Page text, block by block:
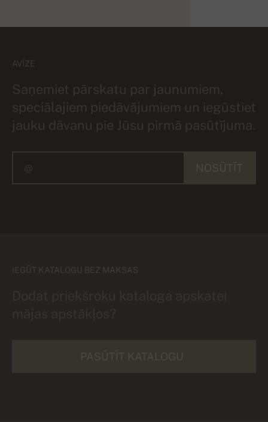
AVĪZE
Saņemiet pārskatu par jaunumiem,
speciālajiem piedāvājumiem un iegūstiet
jauku dāvanu pie Jūsu pirmā pasūtījuma.
IEGŪT KATALOGU BEZ MAKSAS